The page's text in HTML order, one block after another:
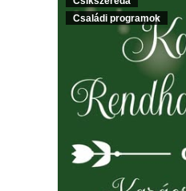
Családi programok